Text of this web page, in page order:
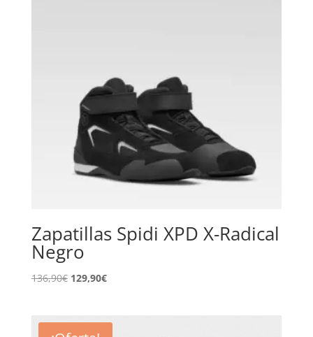
Zapatillas Spidi XPD X-Radical
Negro
136,90€ El
era:
129,90€El
es: